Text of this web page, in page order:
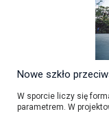
Nowe szkło
W sporcie liczy się
parametrem. W